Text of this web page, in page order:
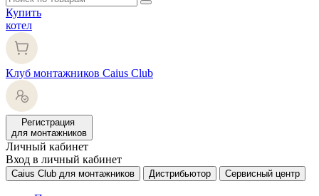
Купить
котел
Клуб монтажников Caius Club
Регистрация
для монтажников
Личный кабинет
Вход в личный кабинет
Caius Club для монтажников Дистрибьютор Сервисный центр